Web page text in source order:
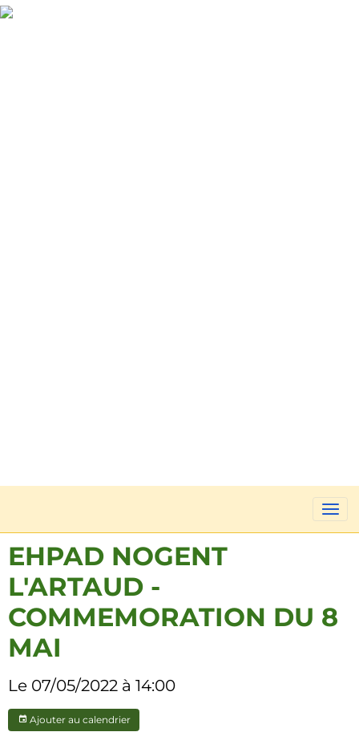
EHPAD NOGENT
L'ARTAUD -
COMMEMORATION DU 8
MAI
Le 07/05/2022 à 14:00
Ajouter au calendrier